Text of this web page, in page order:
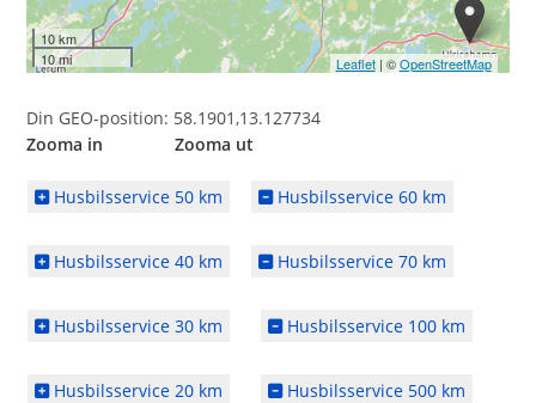
10 km
10 mi
Leaflet| ©OpenStreetMap
Din GEO-position: 58.1901,13.127734
Zooma in Zooma ut
Husbilsservice 50 km Husbilsservice 60 km
Husbilsservice 40 km Husbilsservice 70 km
Husbilsservice 30 km Husbilsservice 100 km
Husbilsservice 20 km Husbilsservice 500 km